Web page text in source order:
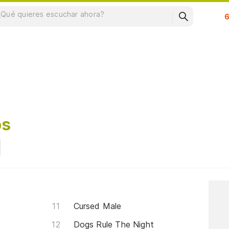
Cursed Male
Dogs Rule The Night